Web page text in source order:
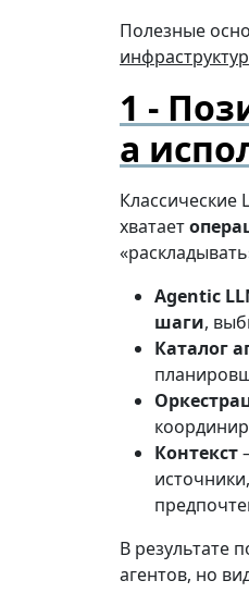
Полезные
а
Классические
хватает
Agentic
шаги,
Каталог
Контекст
В результате
агентов, но